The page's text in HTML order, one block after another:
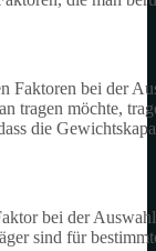
Faktoren bei der
tragen möchte,
die
bei der
sind für